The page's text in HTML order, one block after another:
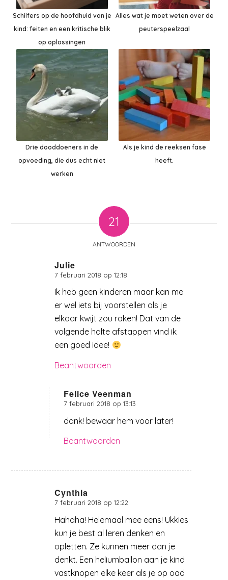
Schilfers op de hoofdhuid van je
kind: feiten en een kritische blik
op oplossingen
Alles wat je moet weten over de
peuterspeelzaal
Drie dooddoeners in de
opvoeding, die dus echt niet
werken
Als je kind de reeksen fase
heeft.
21
ANTWOORDEN
Julie
zegt:
7 februari 2018 op 12:18
Ik heb geen kinderen maar kan me
er wel iets bij voorstellen als je
elkaar kwijt zou raken! Dat van de
volgende halte afstappen vind ik
een goed idee!
Beantwoorden
Felice Veenman
zegt:
7 februari 2018 op 13:13
dank! bewaar hem voor later!
Beantwoorden
Cynthia
zegt:
7 februari 2018 op 12:22
Hahaha! Helemaal mee eens! Ukkies
kun je best al leren denken en
opletten. Ze kunnen meer dan je
denkt. Een heliumballon aan je kind
vastknopen elke keer als je op oad